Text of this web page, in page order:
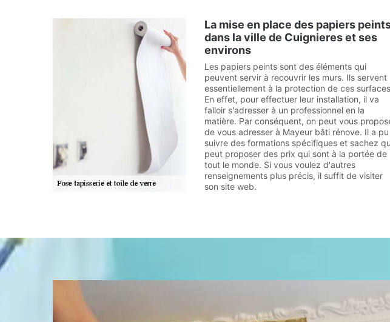
La mise en place des papiers
dans la ville de Cuignieres et ses
environs
Les papiers peints sont des éléments qui
peuvent servir à recouvrir les murs. Ils servent
essentiellement à la protection de ces
En effet, pour effectuer leur installation, il va
falloir s'adresser à un professionnel en la
matière. Par conséquent, on peut vous
de vous adresser à Mayeur bâti rénove. Il a pu
suivre des formations spécifiques et sachez
peut proposer des prix qui sont à la portée de
tout le monde. Si vous voulez d'autres
renseignements plus précis, il suffit de visiter
son site web.